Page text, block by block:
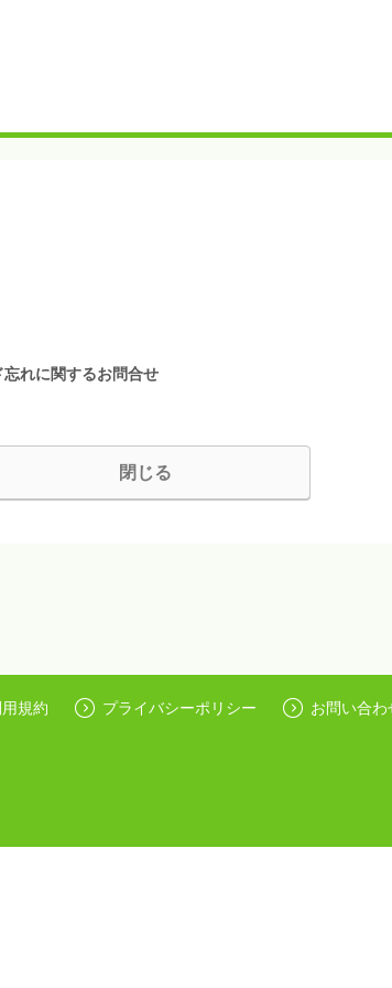
れに関するお問合せ
閉じる
規約 プライバシーポリシー お問い合わ